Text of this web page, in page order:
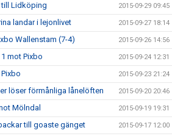
till Lidköping 2015-09-29 09:45
landar i lejonlivet 2015-09-27 18:14
Wallenstam (7-4) 2015-09-26 14:56
mot Pixbo 2015-09-24 12:31
2015-09-23 21:24
löser förmånliga lånelöften 2015-09-20 20:46
Mölndal 2015-09-19 19:31
till goaste gänget 2015-09-17 12:00